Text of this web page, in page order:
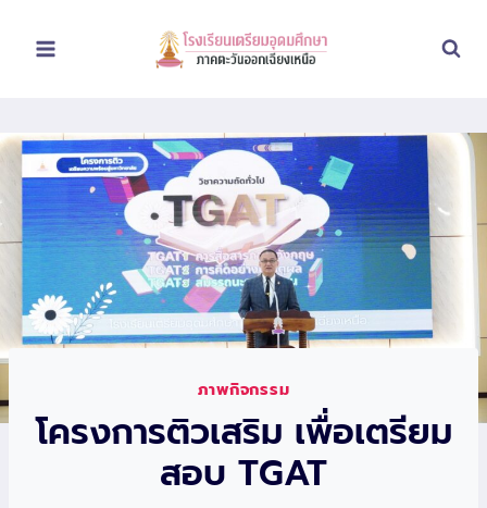
ภาพกิจกรรม
โครงการติวเสริม เพื่อเตรียม
สอบ TGAT